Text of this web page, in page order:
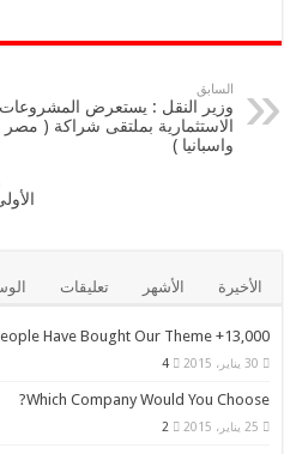
e
b
o
o
tt
السابق
وزير النقل : يستعرض المشروعات
الاستثمارية بملتقى شراكة ( مصر
واسبانيا )
الأخيرة الأشهر تعليقات
13,000+ People Have Bought Our Theme
30 يناير، 2015 4
Which Company Would You Choose?
25 يناير، 2015 2